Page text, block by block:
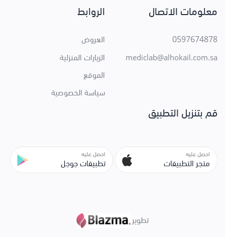
معلومات الاتصال
0597674878
mediclab@alhokail.com.sa
الروابط
العروض
الزيارات المنزلية
الموقع
سياسة الخصوصية
قم بتنزيل التطبيق
احصل عليه
متجر التطبيقات
احصل عليه
تطبيقات جوجل
تطوير